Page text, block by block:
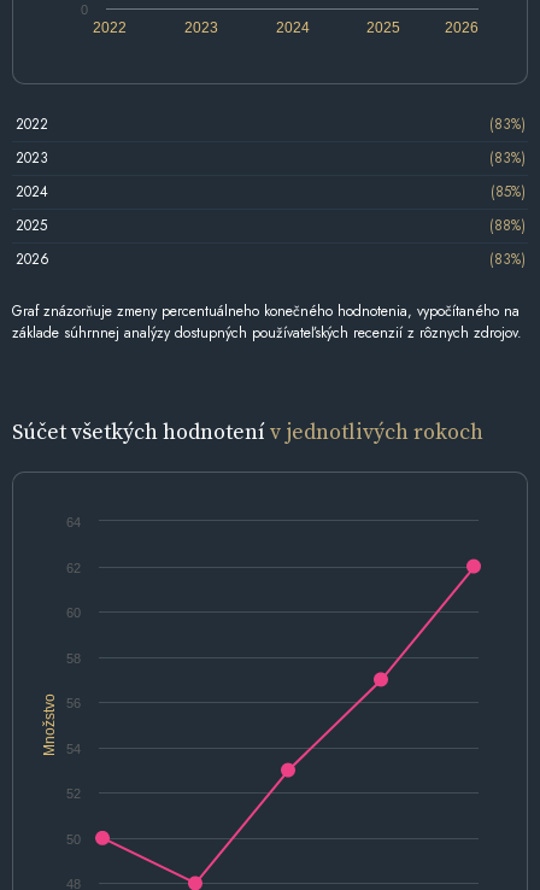
2022 2024 2026
2023 2025
0
2022
(83%)
2023
(83%)
2024
(85%)
2025
(88%)
2026
(83%)
Graf znázorňuje zmeny percentuálneho konečného hodnotenia, vypočítaného na
základe súhrnnej analýzy dostupných používateľských recenzií z rôznych zdrojov.
Súčet všetkých hodnotenív jednotlivých rokoch
Množstvo
48
50
52
54
56
58
60
62
64